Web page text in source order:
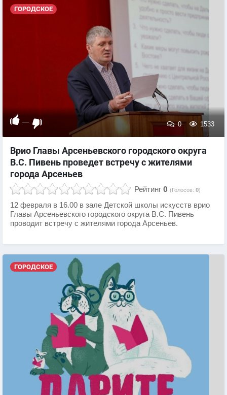
ГОРОДСКОЕ
— 0 1533
Врио Главы Арсеньевского городского округа
В.С. Пивень проведет встречу с жителями
города Арсеньев
Рейтинг 0 (Голосов: 0)
12 февраля в 16.00 в зале Детской школы искусств врио
Главы Арсеньевского городского округа В.С. Пивень
проводит встречу с жителями города Арсеньев.
ГОРОДСКОЕ